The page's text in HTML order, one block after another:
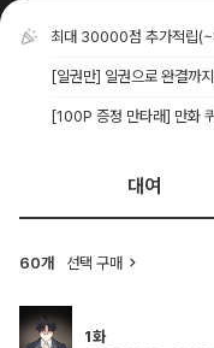
최대 30000점 추가적립
[일권만] 일권으로 완결까
[100P 증정 만타래] 만화
대여
60개 선택 구매
1화